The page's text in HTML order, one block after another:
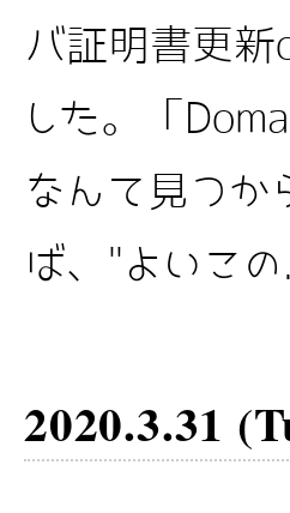
バ証明書更
した。「
なんて見つ
ば、"よいこ
2020.3.31